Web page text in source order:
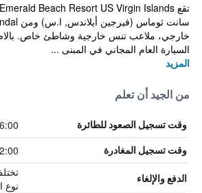
خارجي، ملاعب تنس خارجية وشاطئ خاص.
السيارة العام المجاني في المبنى ...
المزيد
من الجيد أن تعلم
وقت تسجيل الصعود للطائرة
وقت تسجيل المغادرة
الدفع والإلغاء
نوع